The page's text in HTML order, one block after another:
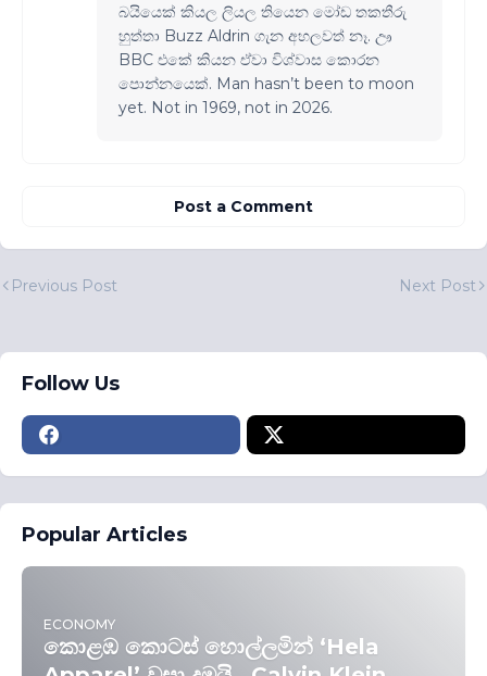
බයියෙක් කියල ලියල තියෙන මෝඩ තකතීරු
හුත්තා Buzz Aldrin ගැන අහලවත් නෑ. ඌ
BBC එකේ කියන ඒවා විශ්වාස කොරන
පොන්නයෙක්. Man hasn’t been to moon
yet. Not in 1969, not in 2026.
Post a Comment
Previous Post Next Post
Follow Us
Popular Articles
ECONOMY
කොළඹ කොටස් හොල්ලමින් ‘Hela